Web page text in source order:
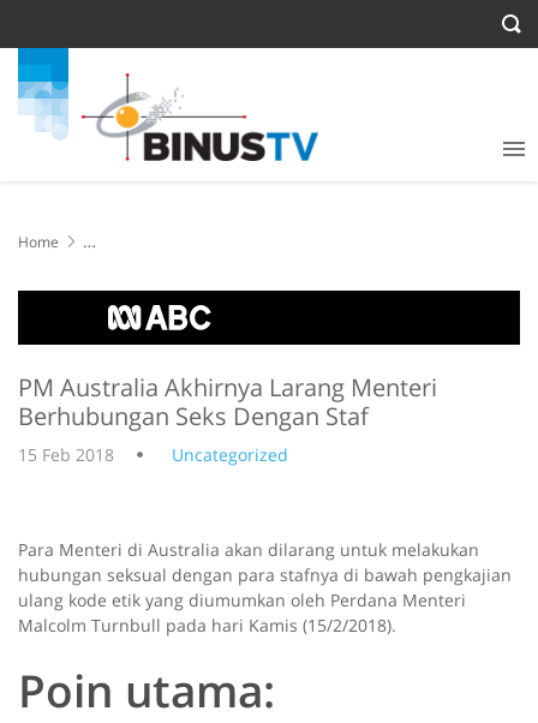
Home
Staf
PM Australia Akhirnya Larang Menteri
Berhubungan Seks Dengan Staf
15 Feb 2018 Uncategorized
Para Menteri di Australia akan dilarang untuk melakukan
hubungan seksual dengan para stafnya di bawah pengkajian
ulang kode etik yang diumumkan oleh Perdana Menteri
Malcolm Turnbull pada hari Kamis (15/2/2018).
Poin utama: